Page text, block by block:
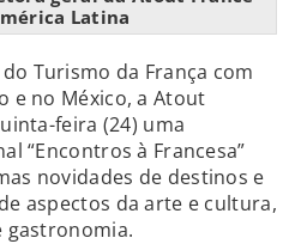
Latina
Turismo da França com
e no México, a Atout
feira (24) uma
“Encontros à Francesa”
novidades de destinos e
aspectos da arte e cultura,
gastronomia.